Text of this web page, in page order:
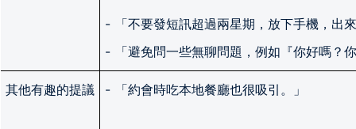
- 「不要發短訊超過兩星期，放下手機，出
- 「避免問一些無聊問題，例如『你好嗎？
其他有趣的提議 - 「約會時吃本地餐廳也很吸引。」